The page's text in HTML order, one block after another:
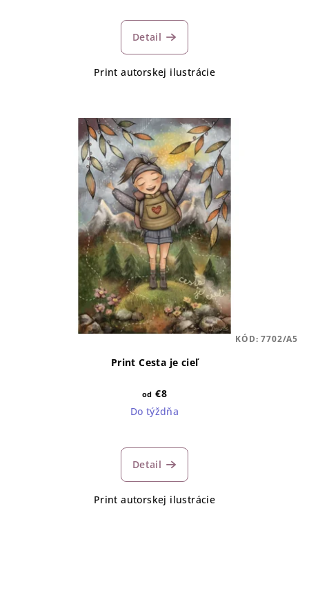
Detail
Print autorskej ilustrácie
Print Cesta je cieľ
od €8
Do týždňa
Detail
Print autorskej ilustrácie
KÓD:7702/A5